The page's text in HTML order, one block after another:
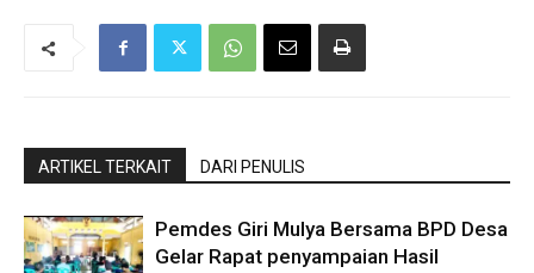
ARTIKEL TERKAIT DARI PENULIS
Pemdes Giri Mulya Bersama BPD Desa
Gelar Rapat penyampaian Hasil